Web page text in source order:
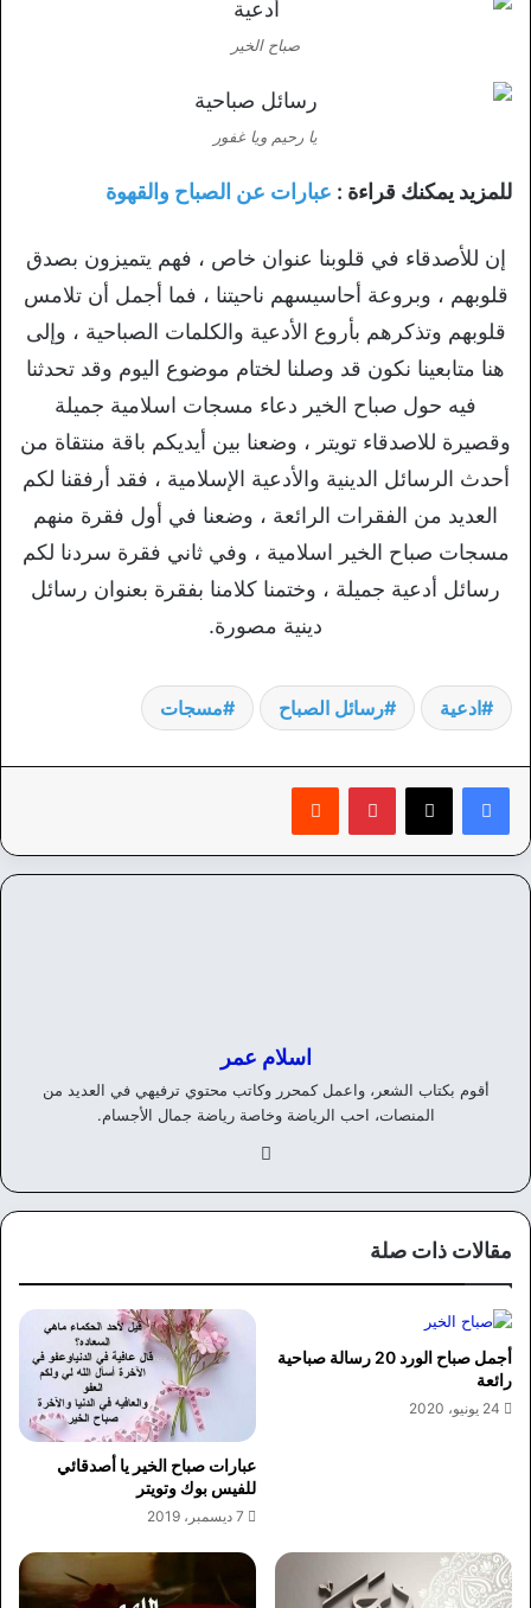
صباح الخير
يا رحيم ويا غفور
للمزيد يمكنك قراءة : عبارات عن الصباح والقهوة
إن للأصدقاء في قلوبنا عنوان خاص ، فهم يتميزون بصدق
قلوبهم ، وبروعة أحاسيسهم ناحيتنا ، فما أجمل أن تلامس
قلوبهم وتذكرهم بأروع الأدعية والكلمات الصباحية ، وإلى
هنا متابعينا نكون قد وصلنا لختام موضوع اليوم وقد تحدثنا
فيه حول صباح الخير دعاء مسجات اسلامية جميلة
وقصيرة للاصدقاء تويتر ، وضعنا بين أيديكم باقة منتقاة من
أحدث الرسائل الدينية والأدعية الإسلامية ، فقد أرفقنا لكم
العديد من الفقرات الرائعة ، وضعنا في أول فقرة منهم
مسجات صباح الخير اسلامية ، وفي ثاني فقرة سردنا لكم
رسائل أدعية جميلة ، وختمنا كلامنا بفقرة بعنوان رسائل
دينية مصورة.
ادعية رسائل الصباح مسجات
بينتيريست
اسلام عمر
أقوم بكتاب الشعر، واعمل كمحرر وكاتب محتوي ترفيهي في العديد من
المنصات، احب الرياضة وخاصة رياضة جمال الأجسام.
وك
مقالات ذات صلة
أجمل صباح الورد 20 رسالة صباحية
رائعة
24 يونيو، 2020
عبارات صباح الخير يا أصدقائي
للفيس بوك وتويتر
7 ديسمبر، 2019